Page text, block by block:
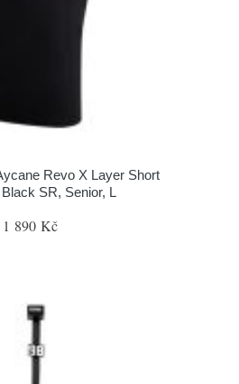
Revo X Layer Short
SR, Senior, L
1 890 Kč